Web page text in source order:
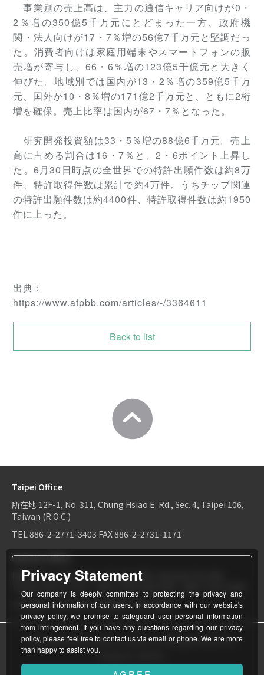
事業別の売上高は、主力の通信キャリア向けが0・
2％増の350億5千万元にとどまった一方、政府機
関・法人向けが17・7％増の56億7千万元と堅調だっ
た。消費者向けは家庭用端末やスマートフォンの販
売増が寄与し、66・6％増の123億5千億元と大きく
伸びた。地域別では国内が13・2％増の359億5千万
元、国外が10・8％増の171億2千万元と、ともに2桁
増を確保。売上比率は国内が67・7％となった。
研究開発投資額は33・5％増の88億6千万元。売上
高に占める割合は16・7％と、2・6ポイント上昇し
た。6月30日時点の全世界での特許出願件数は約8万
件、特許取得件数は累計で約4万件。うちチップ関連
の特許出願件数は約4400件、特許取得件数は約1950
件に上った。
出典：
https://www.afpbb.com/articles/-/3364611
Back to list
Taipei Office
所在地 12F-1, No. 311, Chung Hsiao E. Rd., Sec. 4, Taipei 106,
Taiwan (R.O.C.)
TEL886-2-2771-3403 FAX886-2-2731-1171
Hsinchu Office
所在地6F-2, No.1, Sec. 2, Dongda Rd., Hsinchu City 300,
Taiwan (R.O.C.)
TEL886-3-534-9161FAX886-3-531-0460
© World Patent Limited Company Inc All Rights Reserved.
Design by Julyinfo.
Privacy Statement
Our company is deeply committed to protecting the privacy and
personal information of our users. In accordance with our website's
privacy policy, we promise to safeguard user personal information
from infringement. If you have any questions regarding our privacy
policy, please feel free to contact us via email or phone. We are more
than happy to assist you.